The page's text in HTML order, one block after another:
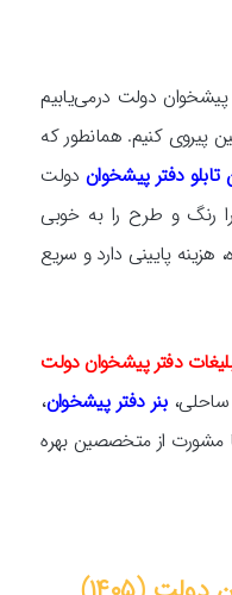
پیشخوان دولت درمی‌یابیم
پیروی کنیم. همانطور که
تابلو دفتر پیشخوان دولت
رنگ و طرح را به خوبی
پایینی دارد و سریع
دفتر پیشخوان دولت
ساحلی،بنر دفتر پیشخوان،
مشورت از متخصصین بهره